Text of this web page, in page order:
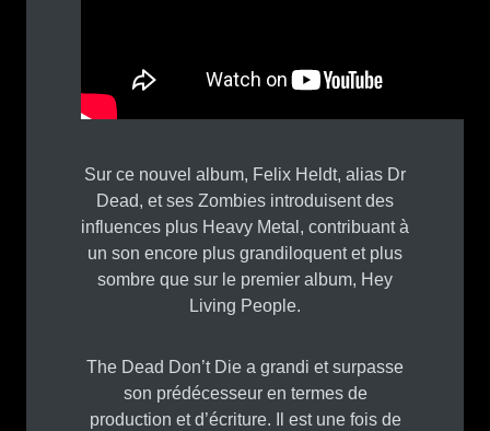
Sur ce nouvel album, Felix Heldt, alias Dr
Dead, et ses Zombies introduisent des
influences plus Heavy Metal, contribuant à
un son encore plus grandiloquent et plus
sombre que sur le premier album, Hey
Living People.
The Dead Don’t Die a grandi et surpasse
son prédécesseur en termes de
production et d’écriture. Il est une fois de